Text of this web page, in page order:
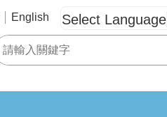
English Select Language